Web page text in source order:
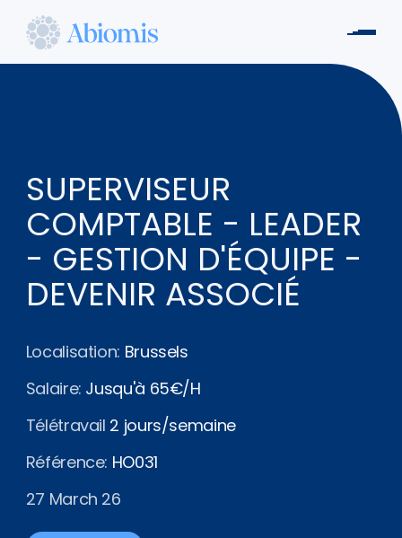
contenu
Abiomis
SUPERVISEUR
COMPTABLE - LEADER
- GESTION D'ÉQUIPE -
DEVENIR ASSOCIÉ
Localisation: Brussels
Salaire: Jusqu'à 65€/H
Télétravail 2 jours/semaine
Référence: HO031
27 March 26